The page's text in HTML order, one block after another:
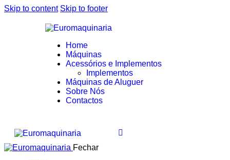
Skip to content Skip to footer
Home
Máquinas
Acessórios e Implementos
Implementos
Máquinas de Aluguer
Sobre Nós
Contactos
Fechar